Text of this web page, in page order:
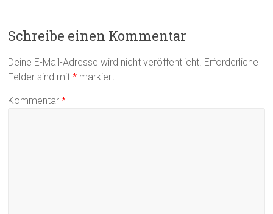
Schreibe einen Kommentar
Deine E-Mail-Adresse wird nicht veröffentlicht. Erforderliche
Felder sind mit* markiert
Kommentar*